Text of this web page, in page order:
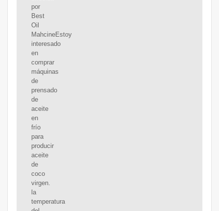
por
Best
Oil
MahcineEstoy
interesado
en
comprar
máquinas
de
prensado
de
aceite
en
frío
para
producir
aceite
de
coco
virgen.
la
temperatura